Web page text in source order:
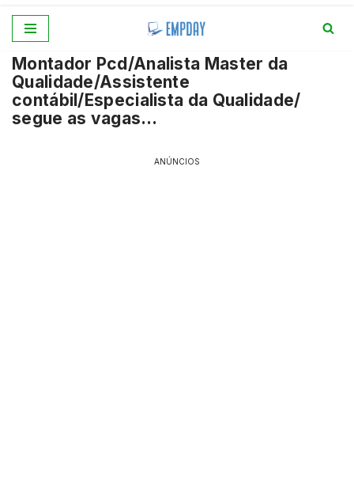
para
o
conteúdo
Montador Pcd/Analista Master da
Qualidade/Assistente
contábil/Especialista da Qualidade/
segue as vagas…
ANÚNCIOS